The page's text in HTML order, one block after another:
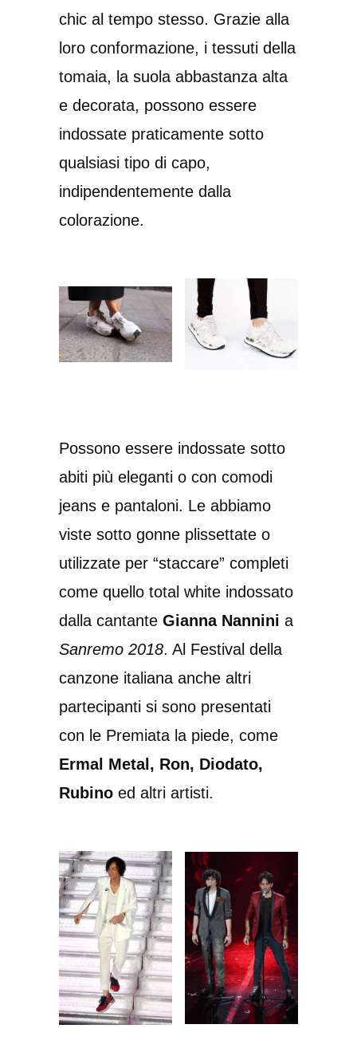
chic al tempo stesso. Grazie alla
loro conformazione, i tessuti della
tomaia, la suola abbastanza alta
e decorata, possono essere
indossate praticamente sotto
qualsiasi tipo di capo,
indipendentemente dalla
colorazione.
Possono essere indossate sotto
abiti più eleganti o con comodi
jeans e pantaloni. Le abbiamo
viste sotto gonne plissettate o
utilizzate per “staccare” completi
come quello total white indossato
dalla cantante Gianna Nannini a
Sanremo 2018. Al Festival della
canzone italiana anche altri
partecipanti si sono presentati
con le Premiata la piede, come
Ermal Metal, Ron, Diodato,
Rubino ed altri artisti.